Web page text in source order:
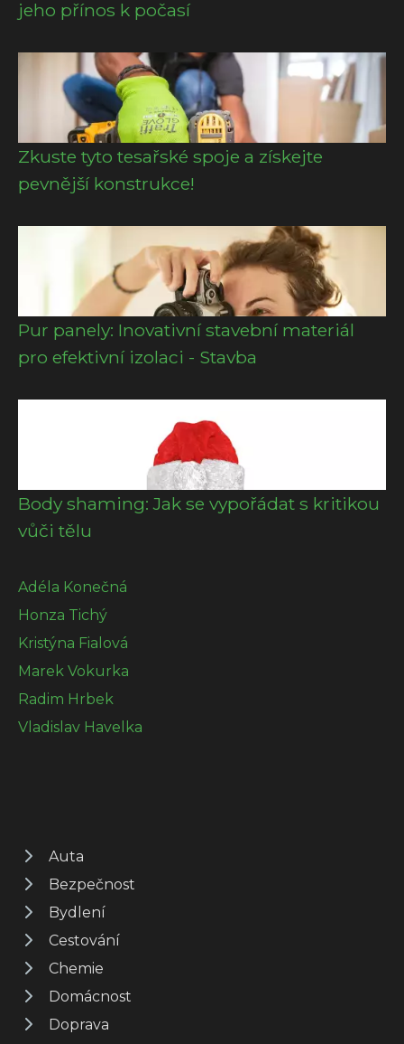
jeho přínos k počasí
Zkuste tyto tesařské spoje a získejte
pevnější konstrukce!
Pur panely: Inovativní stavební materiál
pro efektivní izolaci - Stavba
Body shaming: Jak se vypořádat s kritikou
vůči tělu
Adéla Konečná
Honza Tichý
Kristýna Fialová
Marek Vokurka
Radim Hrbek
Vladislav Havelka
Auta
Bezpečnost
Bydlení
Cestování
Chemie
Domácnost
Doprava